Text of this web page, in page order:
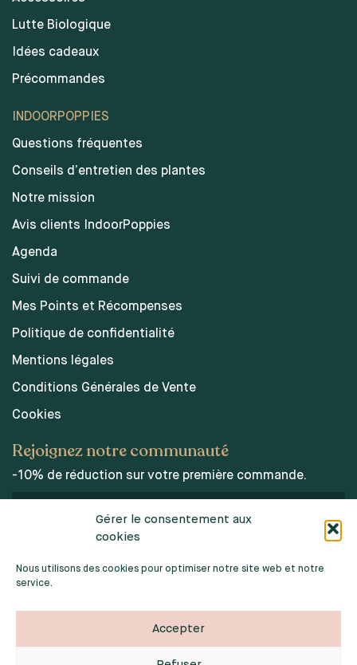
Gérer le consentement aux
cookies
Nous utilisons des cookies pour optimiser notre site web et notre
service.
Accepter
Lutte Biologique
Idées cadeaux
Précommandes
INDOORPOPPIES
Questions fréquentes
Conseils d’entretien des plantes
Notre mission
Avis clients IndoorPoppies
Agenda
Suivi de commande
Mes Points et Récompenses
Politique de confidentialité
Mentions légales
Conditions Générales de Vente
Cookies
Rejoignez notre communauté
-10% de réduction sur votre première commande.
personnelles.